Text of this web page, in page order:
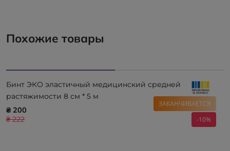
Похожие товары
ЗАКАНЧИВАЕТСЯ
-10%
Бинт ЭКО эластичный медицинский средней
растяжимости 8 см * 5 м
₴ 200
₴ 222